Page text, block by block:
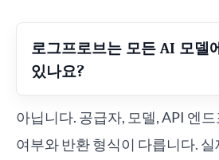
로그프로브는 모든 AI 모델
있나요?
아닙니다. 공급자, 모델, API 엔
여부와 반환 형식이 다릅니다.